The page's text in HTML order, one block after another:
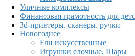
Уличные комплексы
Финансовая грамотность для
3d-принтеры, сканеры, ручки
Новогоднее
Ели искусственные
Игрушки елочные, Шары